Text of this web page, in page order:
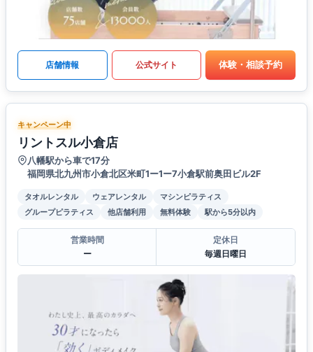
店舗情報 公式サイト 体験・相談予約
キャンペーン中
リントスル小倉店
八幡駅から車で17分
福岡県北九州市小倉北区米町1ー1ー7小倉駅前奥田ビル2F
タオルレンタル ウェアレンタル
マシンピラティス
グループピラティス
他店舗利用 無料体験 駅から5分以内
営業時間
ー
定休日
毎週日曜日